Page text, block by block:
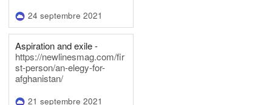
24 septembre 2021
Aspiration and exile -
https://newlinesmag.com/fir
st-person/an-elegy-for-
afghanistan/
21 septembre 2021